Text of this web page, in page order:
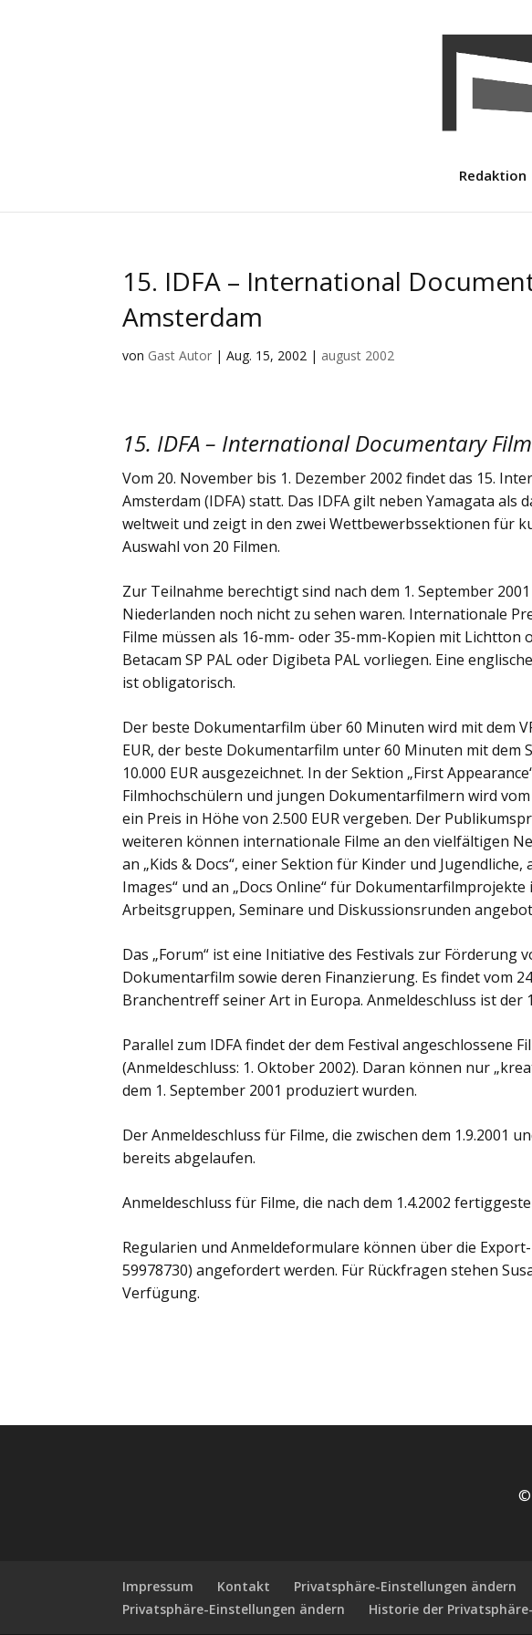
Redaktion
15. IDFA – International
Amsterdam
von Gast Autor |Aug. 15, 2002 | august 2002
15. IDFA – International Documentary
Vom 20. November bis 1. Dezember 2002 findet das 15.
Amsterdam (IDFA) statt. Das IDFA gilt neben Yamagata
weltweit und zeigt in den zwei Wettbewerbssektionen für
Auswahl von 20 Filmen.
Zur Teilnahme berechtigt sind nach dem 1. September
Niederlanden noch nicht zu sehen waren. Internationale
Filme müssen als 16-mm- oder 35-mm-Kopien mit
Betacam SP PAL oder Digibeta PAL vorliegen. Eine
ist obligatorisch.
Der beste Dokumentarfilm über 60 Minuten wird mit dem
EUR, der beste Dokumentarfilm unter 60 Minuten mit dem
10.000 EUR ausgezeichnet. In der Sektion „First
Filmhochschülern und jungen Dokumentarfilmern wird
ein Preis in Höhe von 2.500 EUR vergeben. Der
weiteren können internationale Filme an den vielfältigen
an „Kids & Docs“, einer Sektion für Kinder und
Images“ und an „Docs Online“ für
Arbeitsgruppen, Seminare und Diskussionsrunden
Das „Forum“ ist eine Initiative des Festivals zur Förderung
Dokumentarfilm sowie deren Finanzierung. Es findet vom
Branchentreff seiner Art in Europa. Anmeldeschluss ist der
Parallel zum IDFA findet der dem Festival angeschlossene
(Anmeldeschluss: 1. Oktober 2002). Daran können nur
dem 1. September 2001 produziert wurden.
Der Anmeldeschluss für Filme, die zwischen dem 1.9.2001
bereits abgelaufen.
Anmeldeschluss für Filme, die nach dem 1.4.2002
Regularien und Anmeldeformulare können über die
59978730) angefordert werden. Für Rückfragen stehen
Verfügung.
©
Impressum Kontakt Privatsphäre-Einstellungen ändern
Privatsphäre-Einstellungen ändern
Historie der